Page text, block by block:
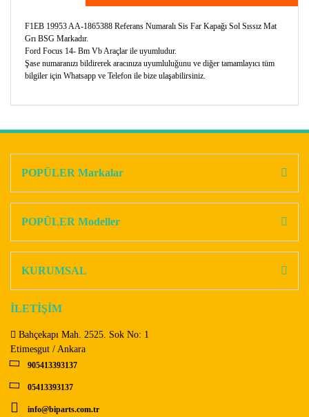
F1EB 19953 AA-1865388 Referans Numaralı Sis Far Kapağı Sol Sıssız Mat
Grı BSG Markadır.
Ford Focus 14- Bm Vb Araçlar ile uyumludur.
Şase numaranızı bildirerek aracınıza uyumluluğunu ve diğer tamamlayıcı tüm
bilgiler için Whatsapp ve Telefon ile bize ulaşabilirsiniz.
Ürün açıklamasında eksik bilgiler bulunuyor.
Bu ürüne benzer farklı alternatifler olmalı.
POPÜLER Markalar
POPÜLER Modeller
KURUMSAL
İLETİŞİM
Bahçekapı Mah. 2525. Sok No: 1
Etimesgut / Ankara
905413393137
05413393137
info@biparts.com.tr